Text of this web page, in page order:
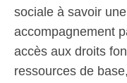
sociale à savoir
accompagnement
accès aux droits
ressources de